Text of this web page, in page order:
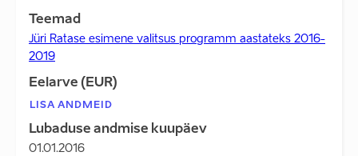
Teemad
Jüri Ratase esimene valitsus programm aastateks 2016-
2019
Eelarve (EUR)
LISA ANDMEID
Lubaduse andmise kuupäev
01.01.2016